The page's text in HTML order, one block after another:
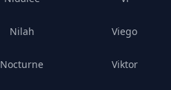
Nilah
Nocturne
Viego
Viktor